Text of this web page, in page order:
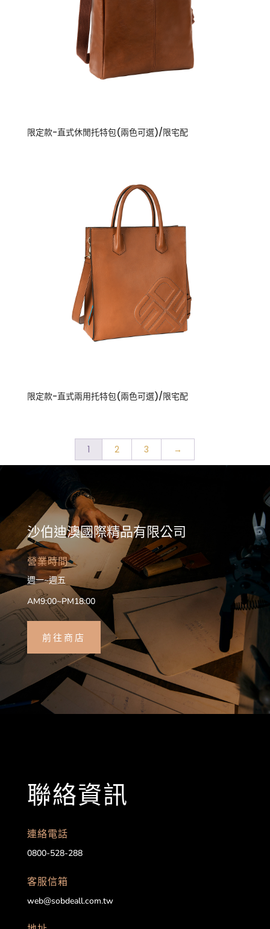
限定款-直式休閒托特包(兩色可選)/限宅配
限定款-直式兩用托特包(兩色可選)/限宅配
1 2 3 →
沙伯迪澳國際精品有限公司
營業時間
週一~週五
AM9:00~PM18:00
前往商店
聯絡資訊
連絡電話
0800-528-288
客服信箱
web@sobdeall.com.tw